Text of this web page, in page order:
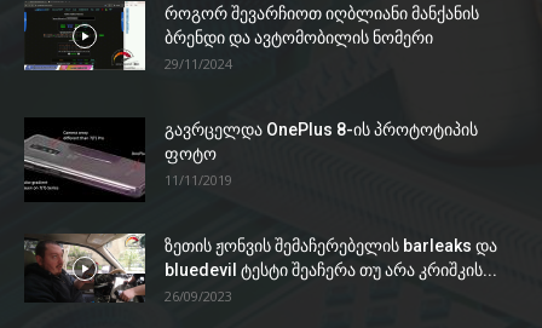
როგორ შევარჩიოთ იღბლიანი მანქანის
ბრენდი და ავტომობილის ნომერი
29/11/2024
გავრცელდა OnePlus 8-ის პროტოტიპის
ფოტო
11/11/2019
ზეთის ჟონვის შემაჩერებელის barleaks და
bluedevil ტესტი შეაჩერა თუ არა კრიშკის...
26/09/2023